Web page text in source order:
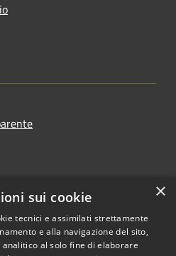
×
sui cookie
tecnici e assimilati strettamente
e alla navigazione del sito,
al solo fine di elaborare